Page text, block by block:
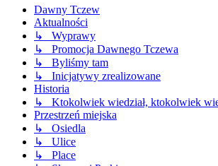
Dawny Tczew
Aktualności
↳ Wyprawy
↳ Promocja Dawnego Tczewa
↳ Byliśmy tam
↳ Inicjatywy zrealizowane
Historia
↳ Ktokolwiek wiedział, ktokolwiek
Przestrzeń miejska
↳ Osiedla
↳ Ulice
↳ Place